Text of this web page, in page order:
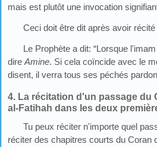
mais est plutôt une invocation
Ceci doit être dit après avoir
Le Prophète a dit: “Lorsque
dire Amine. Si cela coïncide avec le
disent, il verra tous ses péchés
4. La récitation d'un passage du
al-Fatihah dans les deux
Tu peux réciter n'importe quel
réciter des chapitres courts du Coran